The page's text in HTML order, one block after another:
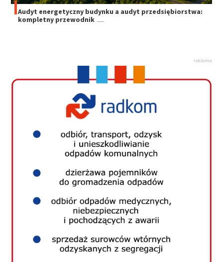
Audyt energetyczny budynku a audyt przedsiębiorstwa:
kompletny przewodnik